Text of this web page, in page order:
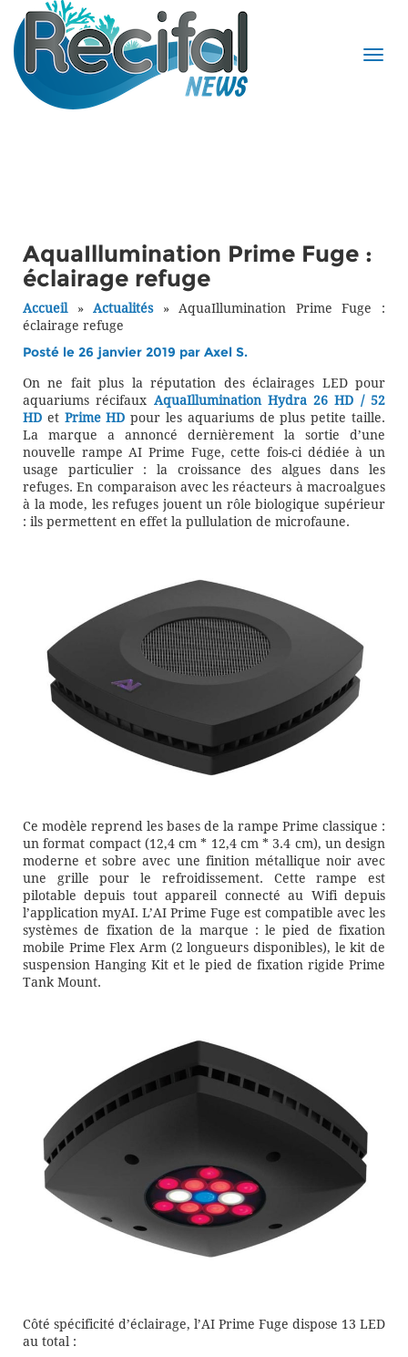
AquaIllumination Prime Fuge :
éclairage refuge
Accueil»Actualités»AquaIllumination Prime Fuge :
éclairage refuge
Posté le 26 janvier 2019 par Axel S.
On ne fait plus la réputation des éclairages LED pour
aquariums récifaux AquaIllumination Hydra 26 HD / 52
HD et Prime HD pour les aquariums de plus petite taille.
La marque a annoncé dernièrement la sortie d’une
nouvelle rampe AI Prime Fuge, cette fois-ci dédiée à un
usage particulier : la croissance des algues dans les
refuges. En comparaison avec les réacteurs à macroalgues
à la mode, les refuges jouent un rôle biologique supérieur
: ils permettent en effet la pullulation de microfaune.
Ce modèle reprend les bases de la rampe Prime classique :
un format compact (12,4 cm * 12,4 cm * 3.4 cm), un design
moderne et sobre avec une finition métallique noir avec
une grille pour le refroidissement. Cette rampe est
pilotable depuis tout appareil connecté au Wifi depuis
l’application myAI. L’AI Prime Fuge est compatible avec les
systèmes de fixation de la marque : le pied de fixation
mobile Prime Flex Arm (2 longueurs disponibles), le kit de
suspension Hanging Kit et le pied de fixation rigide Prime
Tank Mount.
Côté spécificité d’éclairage, l’AI Prime Fuge dispose 13 LED
au total :